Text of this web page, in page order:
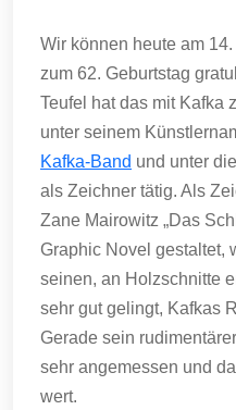
Wir können heute am
zum 62. Geburtstag
Teufel hat das mit Kafka
unter seinem
Kafka-Band und unter
als Zeichner tätig. Als
Zane Mairowitz „Das
Graphic Novel gestaltet,
seinen, an Holzschnitte
sehr gut gelingt, Kafkas
Gerade sein
sehr angemessen und
wert.